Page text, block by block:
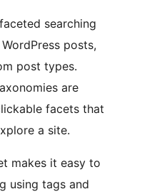
searching
posts,
post types.
are
facets that
a site.
makes it easy to
using tags and